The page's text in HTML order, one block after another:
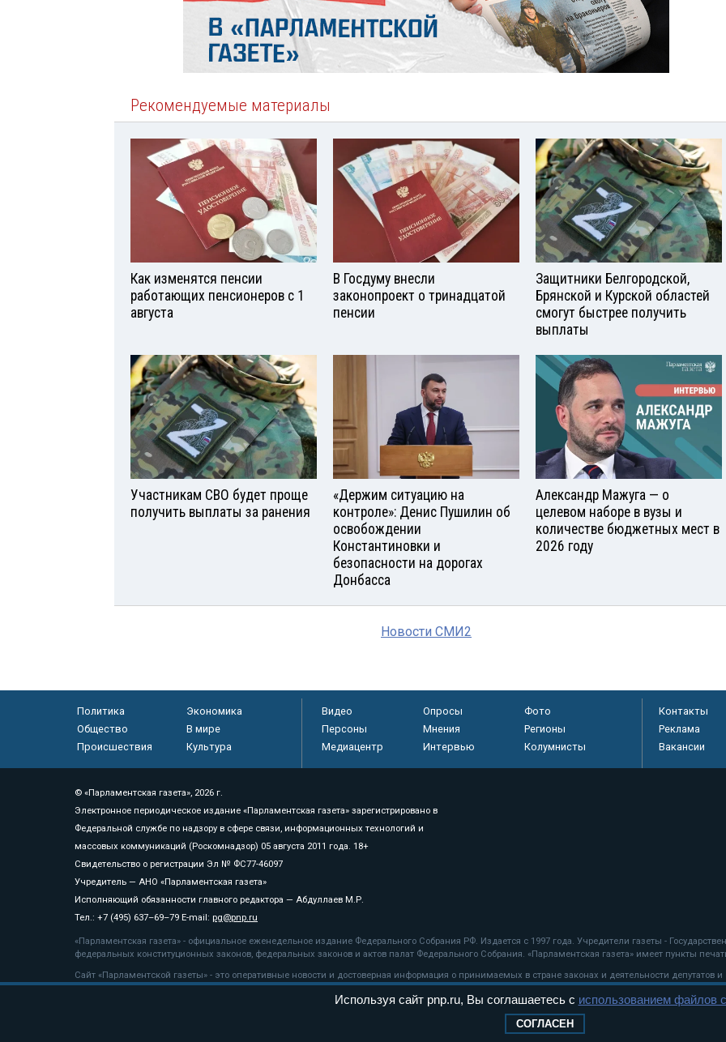
Рекомендуемые материалы
Как изменятся пенсии
работающих пенсионеров с 1
августа
В Госдуму внесли
законопроект о тринадцатой
пенсии
Защитники Белгородской,
Брянской и Курской областей
смогут быстрее получить
выплаты
Участникам СВО будет проще
получить выплаты за ранения
«Держим ситуацию на
контроле»: Денис Пушилин об
освобождении
Константиновки и
безопасности на дорогах
Донбасса
Александр Мажуга — о
целевом наборе в вузы и
количестве бюджетных мест в
2026 году
Новости СМИ2
Политика
Экономика
Общество
В мире
Происшествия
Культура
Видео Опросы
Фото
Персоны
Мнения
Регионы
Медиацентр
Интервью Колумнисты
Контакты
Реклама
Вакансии
© «Парламентская газета», 2026 г.
Электронное периодическое издание «Парламентская газета» зарегистрировано в
Федеральной службе по надзору в сфере связи, информационных технологий и
массовых коммуникаций (Роскомнадзор) 05 августа 2011 года. 18+
Свидетельство о регистрации Эл № ФС77-46097
Учредитель — АНО «Парламентская газета»
Исполняющий обязанности главного редактора — Абдуллаев М.Р.
Тел.: +7 (495) 637–69–79 E-mail: pg@pnp.ru
«Парламентская газета» - официальное еженедельное издание Федерального Собрания РФ. Издается с 1997 года. Учредители газеты -
федеральных конституционных законов, федеральных законов и актов палат Федерального Собрания. «Парламентская газета» имеет пункты
Сайт «Парламентской газеты» - это оперативные новости и достоверная информация о принимаемых в стране законах и деятельности депутатов
«Парламентской газеты» активная ссылка на pnp.ru обязательна.
рекомендательные технологии
Используя сайт pnp.ru, Вы соглашаетесь с использованием файлов
СОГЛАСЕН